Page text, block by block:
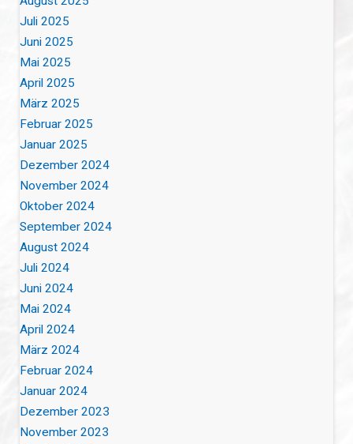
Juli 2025
Juni 2025
Mai 2025
April 2025
März 2025
Februar 2025
Januar 2025
Dezember 2024
November 2024
Oktober 2024
September 2024
August 2024
Juli 2024
Juni 2024
Mai 2024
April 2024
März 2024
Februar 2024
Januar 2024
Dezember 2023
November 2023